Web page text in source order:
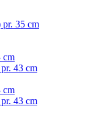
35 cm
cm
43 cm
cm
43 cm